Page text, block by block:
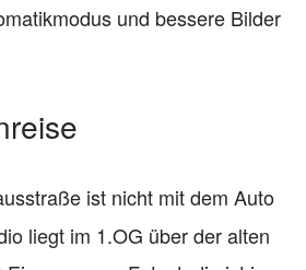
und bessere Bilder
ist nicht mit dem Auto
liegt im 1.OG über der alten